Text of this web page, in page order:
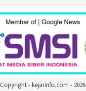
Copyright - kejarinfo.com - 2026